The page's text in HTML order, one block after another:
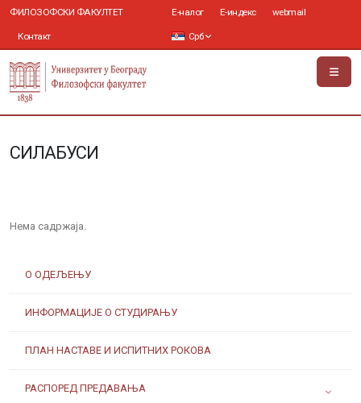
ФИЛОЗОФСКИ ФАКУЛТЕТ
Контакт
Е-налог Е-индекс webmail
Срб
СИЛАБУСИ
О ОДЕЉЕЊУ
ИНФОРМАЦИЈЕ О СТУДИРАЊУ
ПЛАН НАСТАВЕ И ИСПИТНИХ РОКОВА
РАСПОРЕД ПРЕДАВАЊА
Нема садржаја.